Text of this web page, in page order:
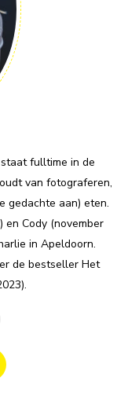
fulltime in de
van fotograferen,
gedachte aan) eten.
en Cody (november
in Apeldoorn.
de bestseller Het